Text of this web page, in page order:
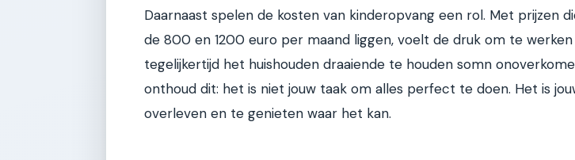
Daarnaast spelen de kosten van kinderopvang een rol. Met prijzen
de 800 en 1200 euro per maand liggen, voelt de druk om te
tegelijkertijd het huishouden draaiende te houden somn
onthoud dit: het is niet jouw taak om alles perfect te doen. Het is
overleven en te genieten waar het kan.